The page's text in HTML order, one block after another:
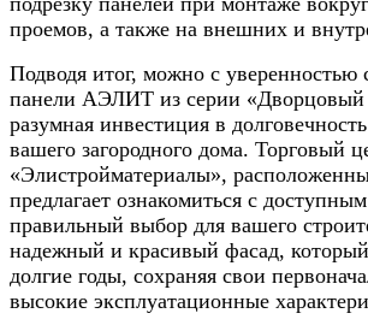
проемов, а также на внешних и
Подводя итог, можно с уверенностью
панели АЭЛИТ из серии
разумная инвестиция в
вашего загородного дома. Торговый
«Элистройматериалы»,
предлагает ознакомиться с
правильный выбор для вашего
надежный и красивый фасад, который
долгие годы, сохраняя свои
высокие эксплуатационные